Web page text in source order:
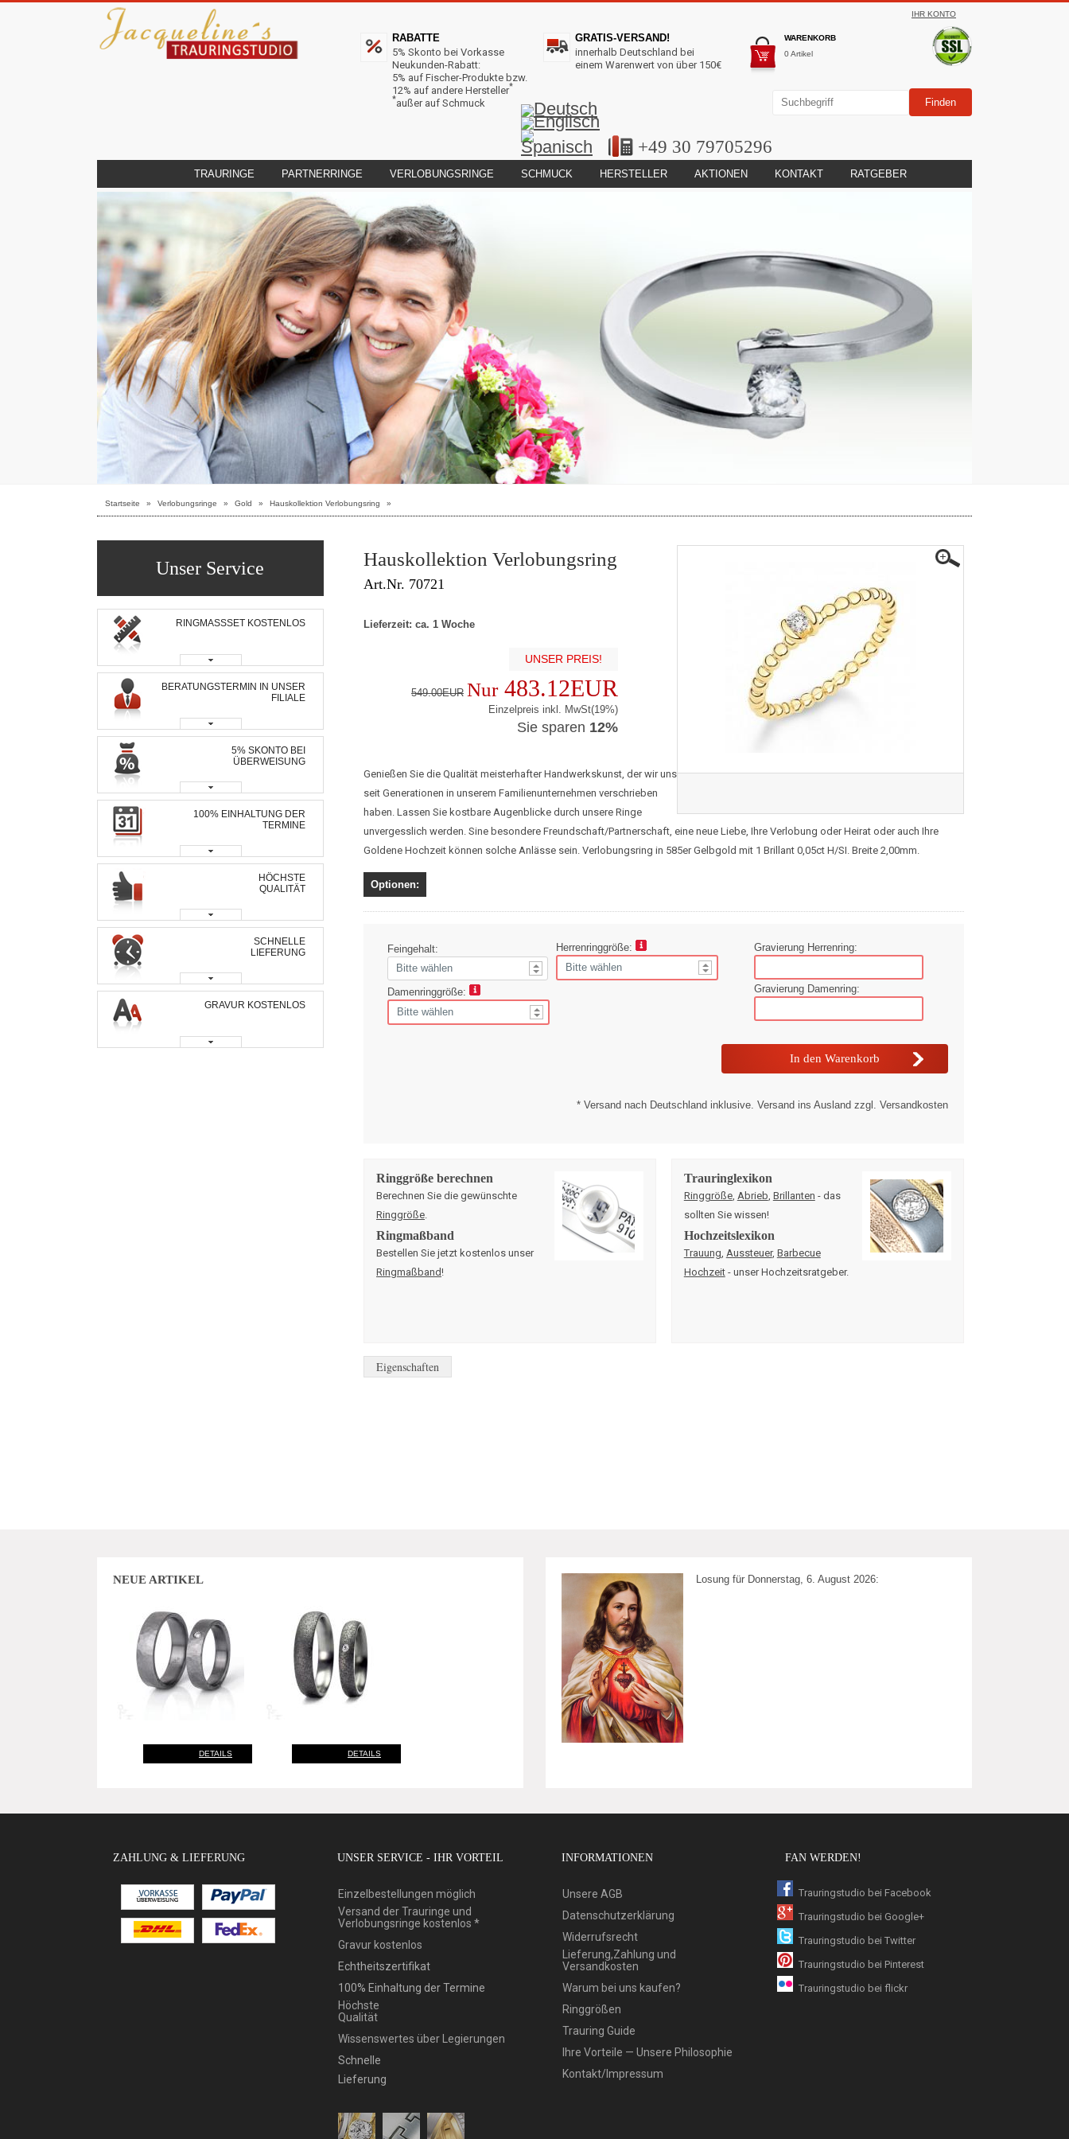
IHR KONTO
WARENKORB
0 Artikel
RABATTE
5% Skonto bei Vorkasse
Neukunden-Rabatt:
5% auf Fischer-Produkte bzw.
12% auf andere Hersteller*
*außer auf Schmuck
GRATIS-VERSAND!
innerhalb Deutschland bei
einem Warenwert von über 150€
+49 30 79705296
TRAURINGE PARTNERRINGE VERLOBUNGSRINGE SCHMUCK HERSTELLER AKTIONEN KONTAKT RATGEBER
Startseite » Verlobungsringe » Gold » Hauskollektion Verlobungsring »
Hauskollektion Verlobungsring
Art.Nr. 70721
Lieferzeit: ca. 1 Woche
UNSER PREIS!
549.00EUR Nur483.12EUR
Einzelpreis inkl. MwSt(19%)
Sie sparen 12%
Genießen Sie die Qualität meisterhafter Handwerkskunst, der wir uns
seit Generationen in unserem Familienunternehmen verschrieben
haben. Lassen Sie kostbare Augenblicke durch unsere Ringe
unvergesslich werden. Sine besondere Freundschaft/Partnerschaft, eine neue Liebe, Ihre Verlobung oder Heirat oder auch Ihre
Goldene Hochzeit können solche Anlässe sein. Verlobungsring in 585er Gelbgold mit 1 Brillant 0,05ct H/SI. Breite 2,00mm.
Optionen:
Feingehalt: Herrenringgröße:
Damenringgröße:
Gravierung Herrenring:
Gravierung Damenring:
* Versand nach Deutschland inklusive. Versand ins Ausland zzgl. Versandkosten
Ringgröße berechnen
Berechnen Sie die gewünschte
Ringgröße
Ringmaßband
Bestellen Sie jetzt kostenlos unser
Ringmaßband!
Trauringlexikon
Ringgröße, Abrieb Brillanten - das
sollten Sie wissen!
Hochzeitslexikon
Trauung Aussteuer, Barbecue
Hochzeit- unser Hochzeitsratgeber.
Eigenschaften
Unser Service
RINGMASSSET KOSTENLOS
BERATUNGSTERMIN IN UNSER
FILIALE
5% SKONTO BEI
ÜBERWEISUNG
100% EINHALTUNG DER
TERMINE
HÖCHSTE
QUALITÄT
SCHNELLE
LIEFERUNG
GRAVUR KOSTENLOS
NEUE ARTIKEL
DETAILS DETAILS
Losung für Donnerstag, 6. August 2026:
ZAHLUNG & LIEFERUNG UNSER SERVICE - IHR VORTEIL
Einzelbestellungen möglich
Versand der Trauringe und
Verlobungsringe kostenlos *
Gravur kostenlos
Echtheitszertifikat
100% Einhaltung der Termine
Höchste
Qualität
Wissenswertes über Legierungen
Schnelle
Lieferung
INFORMATIONEN
Unsere AGB
Datenschutzerklärung
Widerrufsrecht
Lieferung,Zahlung und
Versandkosten
Warum bei uns kaufen?
Ringgrößen
Trauring Guide
Ihre Vorteile — Unsere Philosophie
Kontakt/Impressum
FAN WERDEN!
Trauringstudio bei Facebook
Trauringstudio bei Google+
Trauringstudio bei Twitter
Trauringstudio bei Pinterest
Trauringstudio bei flickr